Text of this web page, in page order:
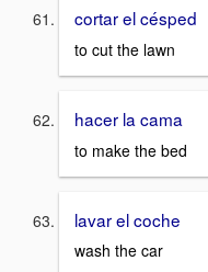
cortar el césped
to cut the lawn
hacer la cama
to make the bed
lavar el coche
wash the car